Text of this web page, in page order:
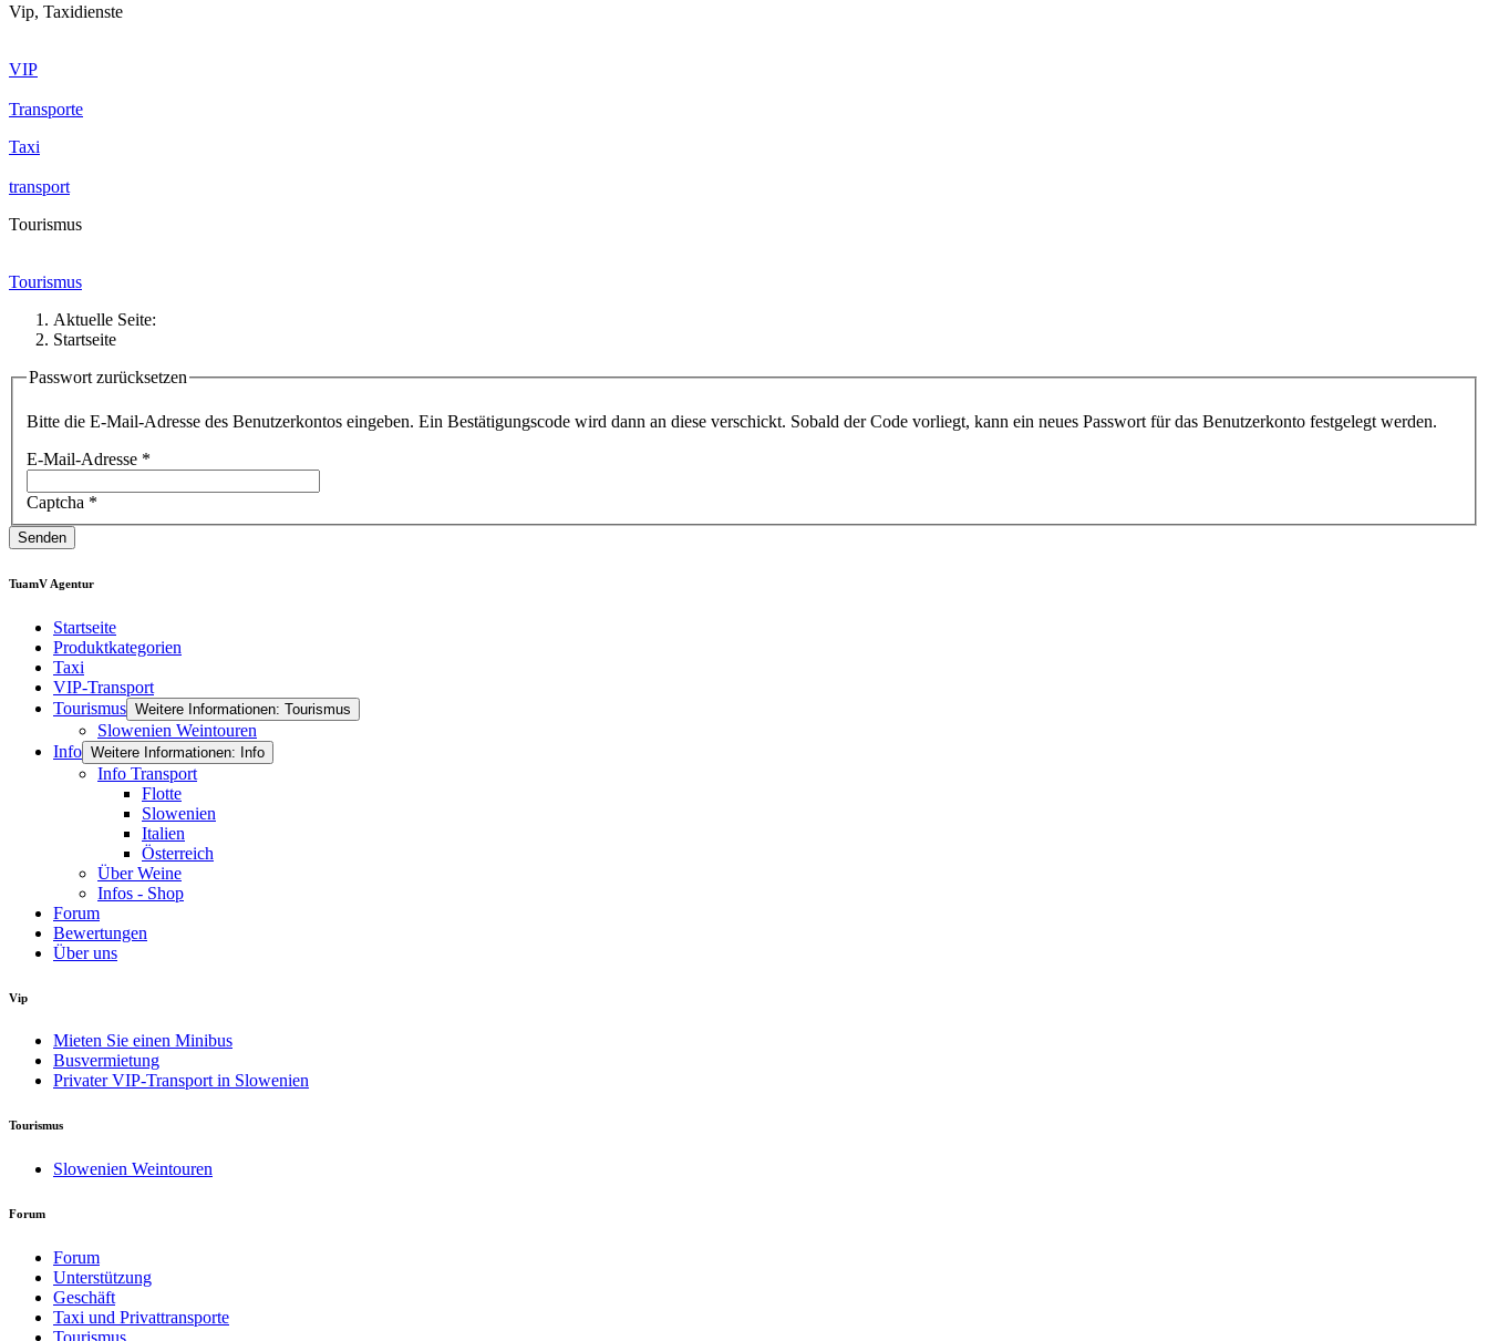
Vip, Taxidienste
VIP
Transporte
Taxi
transport
Tourismus
Tourismus
Aktuelle Seite:
Startseite
Passwort zurücksetzen
Bitte die E-Mail-Adresse des Benutzerkontos eingeben. Ein Bestätigungscode wird dann an diese verschickt. Sobald der Code vorliegt, kann ein neues Passwort für das Benutzerkonto festgelegt werden.
E-Mail-Adresse *
Captcha *
Senden
TuamV Agentur
Startseite
Produktkategorien
Taxi
VIP-Transport
Tourismus Weitere Informationen: Tourismus
Slowenien Weintouren
Info Weitere Informationen: Info
Info Transport
Flotte
Slowenien
Italien
Österreich
Über Weine
Infos - Shop
Forum
Bewertungen
Über uns
Vip
Mieten Sie einen Minibus
Busvermietung
Privater VIP-Transport in Slowenien
Tourismus
Slowenien Weintouren
Forum
Forum
Unterstützung
Geschäft
Taxi und Privattransporte